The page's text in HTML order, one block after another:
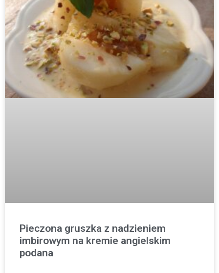
Pieczona gruszka z nadzieniem
imbirowym na kremie angielskim
podana